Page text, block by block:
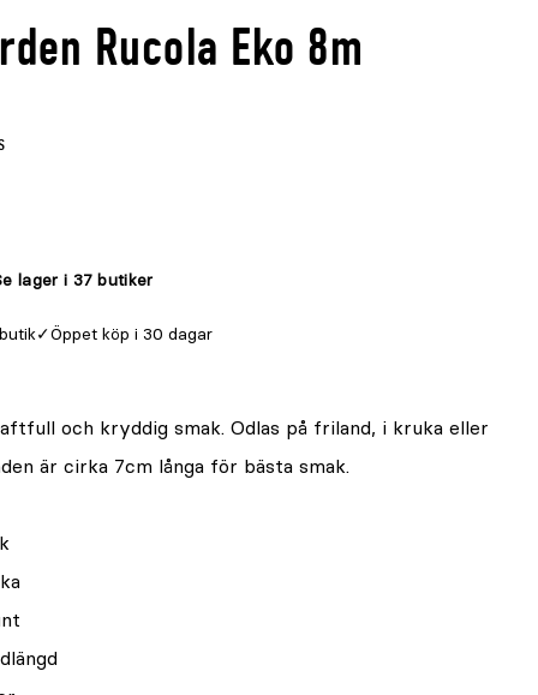
Rucola Eko 8m
lager i 37 butiker
Öppet köp i 30 dagar
och kryddig smak. Odlas på friland, i kruka eller
är cirka 7cm långa för bästa smak.